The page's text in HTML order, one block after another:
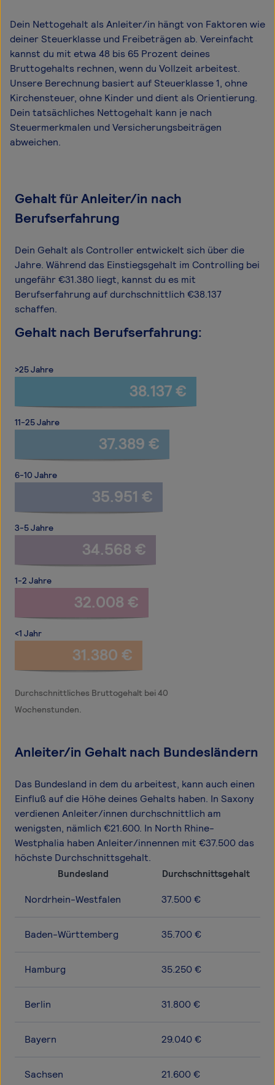
Dein Nettogehalt als Anleiter/in hängt von Faktoren wie
deiner Steuerklasse und Freibeträgen ab. Vereinfacht
kannst du mit etwa 48 bis 65 Prozent deines
Bruttogehalts rechnen, wenn du Vollzeit arbeitest.
Unsere Berechnung basiert auf Steuerklasse 1, ohne
Kirchensteuer, ohne Kinder und dient als Orientierung.
Dein tatsächliches Nettogehalt kann je nach
Steuermerkmalen und Versicherungsbeiträgen
abweichen.
Gehalt für Anleiter/in nach
Berufserfahrung
Dein Gehalt als Controller entwickelt sich über die
Jahre. Während das Einstiegsgehalt im Controlling bei
ungefähr €31.380 liegt, kannst du es mit
Berufserfahrung auf durchschnittlich €38.137
schaffen.
Gehalt nach Berufserfahrung:
>25 Jahre
38.137 €
11-25 Jahre
37.389 €
6-10 Jahre
35.951 €
3-5 Jahre
34.568 €
1-2 Jahre
32.008 €
<1 Jahr
31.380 €
Durchschnittliches Bruttogehalt bei 40
Wochenstunden.
Anleiter/in Gehalt nach Bundesländern
Das Bundesland in dem du arbeitest, kann auch einen
Einfluß auf die Höhe deines Gehalts haben. In Saxony
verdienen Anleiter/innen durchschnittlich am
wenigsten, nämlich €21.600. In North Rhine-
Westphalia haben Anleiter/innennen mit €37.500 das
höchste Durchschnittsgehalt.
Bundesland Durchschnittsgehalt
Nordrhein-Westfalen 37.500 €
Baden-Württemberg 35.700 €
Hamburg 35.250 €
Berlin 31.800 €
Bayern 29.040 €
Sachsen 21.600 €